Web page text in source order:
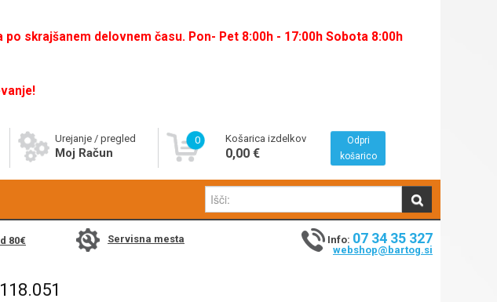
skrajšanem delovnem času. Pon- Pet 8:00h - 17:00h Sobota 8:00h
Urejanje / pregled
Moj Račun
0 Košarica izdelkov
0,00 €
Odpri
košarico
80€ Servisna mesta Info: 07 34 35 327
webshop@bartog.si